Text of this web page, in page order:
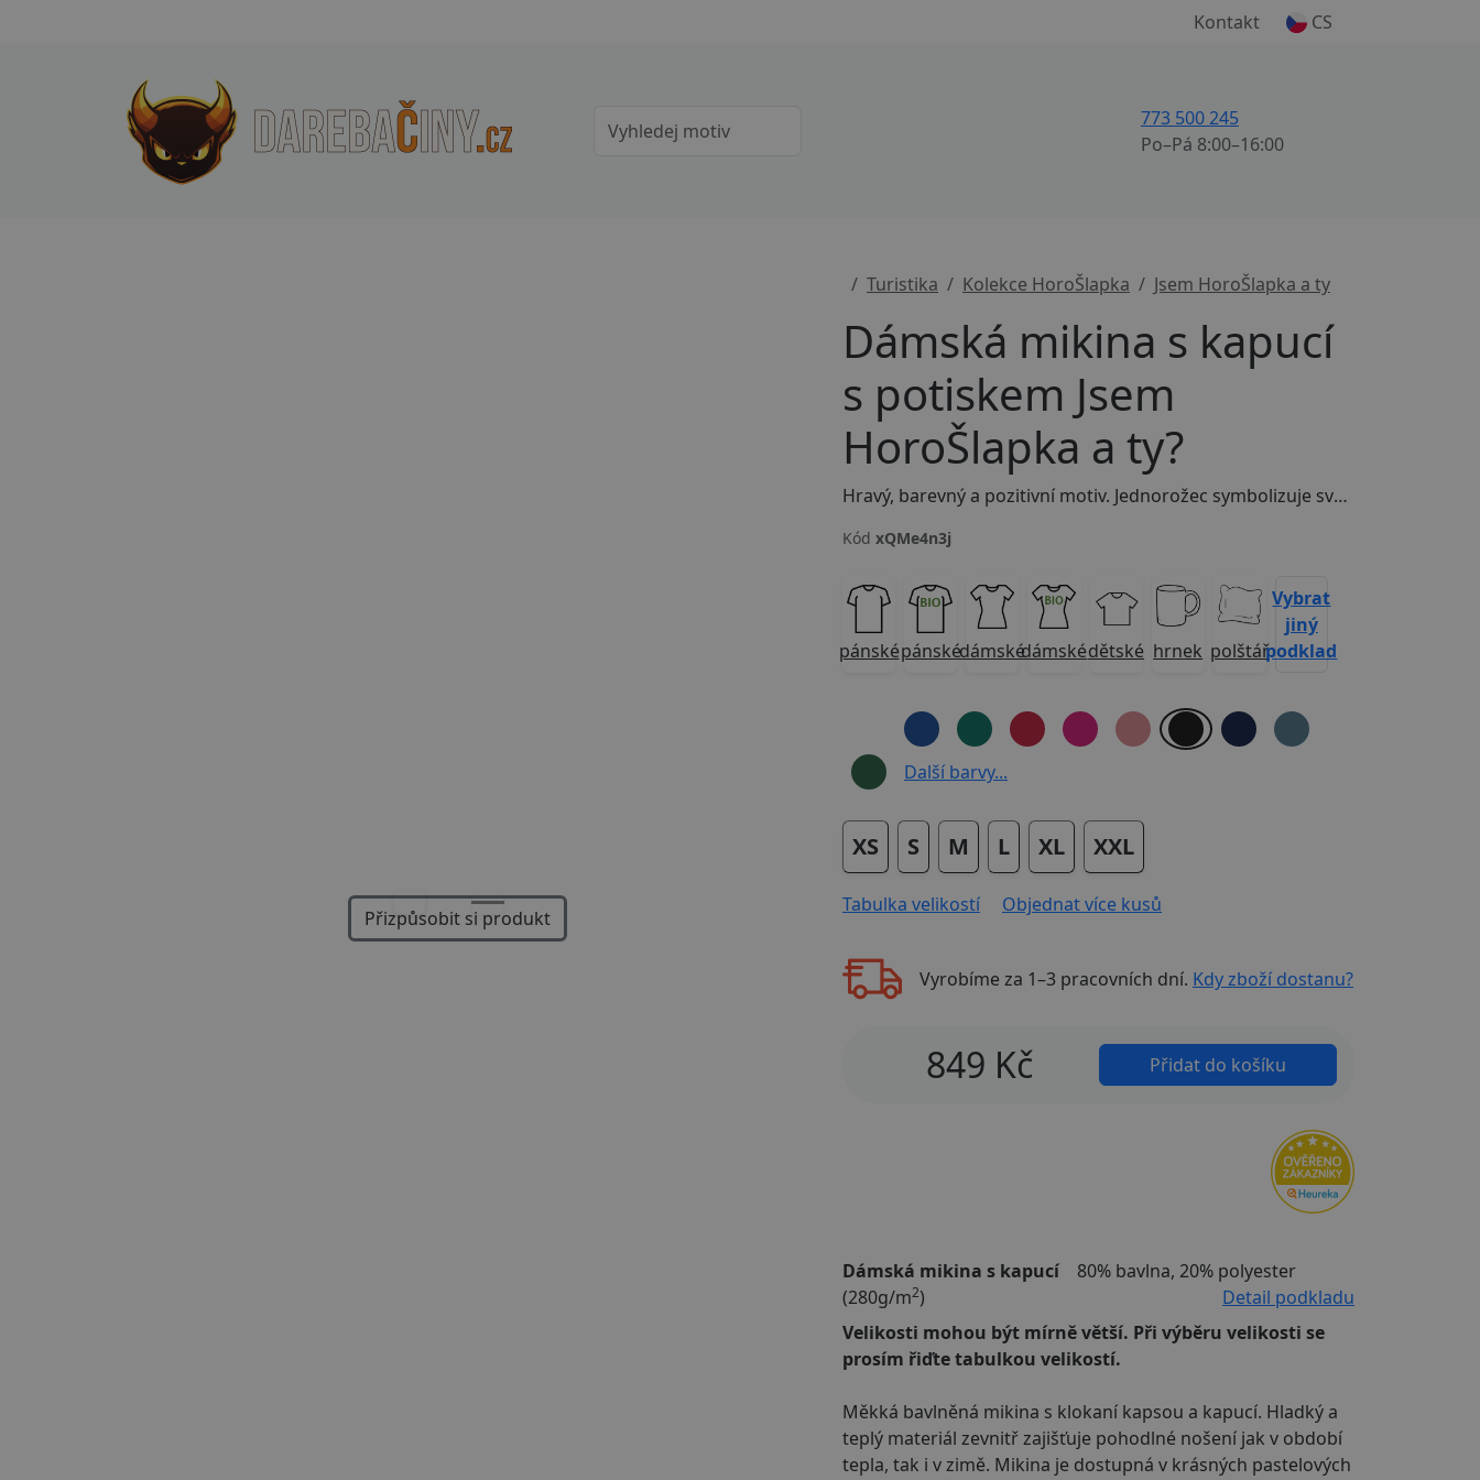
Kontakt CS
773 500 245
Po–Pá 8:00–16:00
Přizpůsobit si produkt
Turistika Kolekce HoroŠlapka Jsem HoroŠlapka a ty
Dámská mikina s kapucí
s potiskem Jsem
HoroŠlapka a ty?
Hravý, barevný a pozitivní motiv. Jednorožec symbolizuje svobodu, originalitu a radost být sama sebou. Pokud chceš seznamování pojmout s nadhledem a úsměvem, tohle je trefa.
Kód xQMe4n3j
pánsképánskédámskédámskédětské hrnek polštář
Vybrat
jiný
podklad
Další barvy...
XS S M L XL XXL
Tabulka velikostí Objednat více kusů
Vyrobíme za 1–3 pracovních dní. Kdy zboží dostanu?
849 Kč Přidat do košíku
Dámská mikina s kapucí
80% bavlna, 20% polyester
(280g/m2)
Detail podkladu
Velikosti mohou být mírně větší. Při výběru velikosti se
prosím řiďte tabulkou velikostí.
Měkká bavlněná mikina s klokaní kapsou a kapucí. Hladký a
teplý materiál zevnitř zajišťuje pohodlné nošení jak v období
tepla, tak i v zimě. Mikina je dostupná v krásných pastelových